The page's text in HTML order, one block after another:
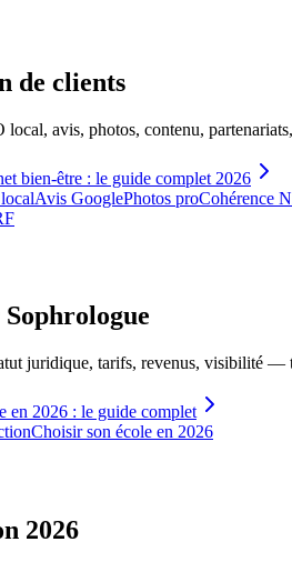
de clients
avis, photos, contenu,
bien-être : le guide complet 2026
Avis GooglePhotos proCohérence
juridique, tarifs, revenus, visibilité —
en 2026 : le guide complet
Choisir son école en 2026
2026